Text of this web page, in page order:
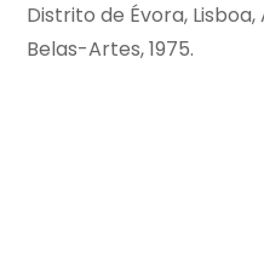
Distrito de Évora,
Belas-Artes, 1975.